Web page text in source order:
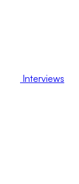
Interviews